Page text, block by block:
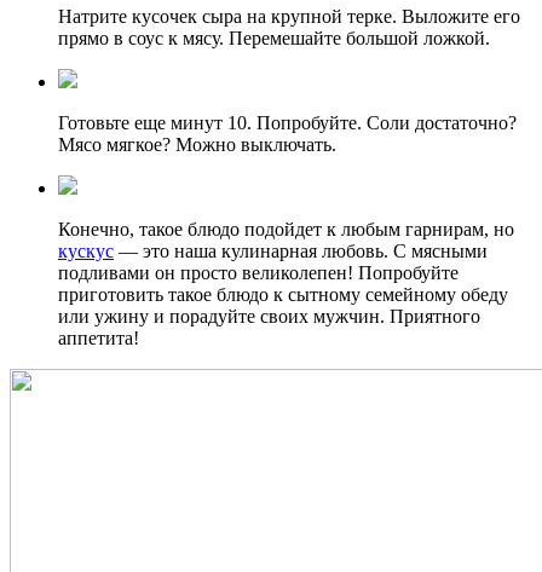
Натрите кусочек сыра на крупной терке. Выложите его
прямо в соус к мясу. Перемешайте большой ложкой.
Готовьте еще минут 10. Попробуйте. Соли достаточно?
Мясо мягкое? Можно выключать.
Конечно, такое блюдо подойдет к любым гарнирам, но
кускус — это наша кулинарная любовь. С мясными
подливами он просто великолепен! Попробуйте
приготовить такое блюдо к сытному семейному обеду
или ужину и порадуйте своих мужчин. Приятного
аппетита!